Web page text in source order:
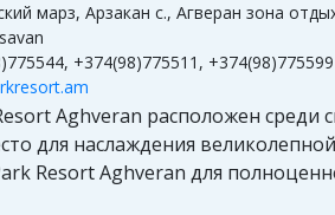
марз, Арзакан с., Агверан зона
+374(98)775511, +374(98)775599
Aghveran расположен среди
для наслаждения
Resort Aghveran для